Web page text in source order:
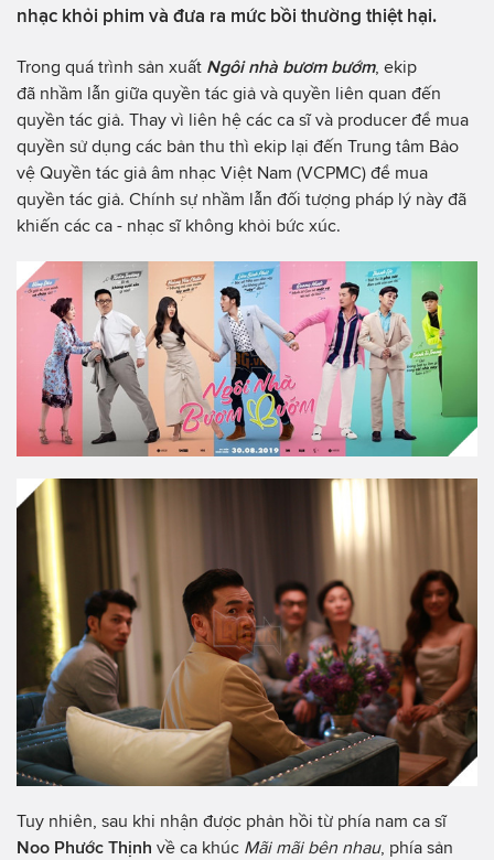
nhạc khỏi phim và đưa ra mức bồi thường thiệt hại.
Trong quá trình sản xuất Ngôi nhà bươm bướm, ekip
đã nhầm lẫn giữa quyền tác giả và quyền liên quan đến
quyền tác giả. Thay vì liên hệ các ca sĩ và producer để mua
quyền sử dụng các bản thu thì ekip lại đến Trung tâm Bảo
vệ Quyền tác giả âm nhạc Việt Nam (VCPMC) để mua
quyền tác giả. Chính sự nhầm lẫn đối tượng pháp lý này đã
khiến các ca - nhạc sĩ không khỏi bức xúc.
Tuy nhiên, sau khi nhận được phản hồi từ phía nam ca sĩ
Noo Phước Thịnh về ca khúc Mãi mãi bên nhau, phía sản